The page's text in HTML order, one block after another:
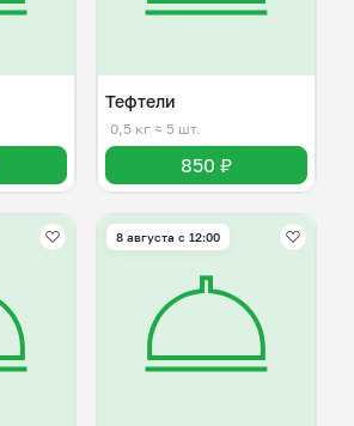
Тефтели
0,5 кг ≈ 5 шт.
850 ₽
8 августа с 12:00